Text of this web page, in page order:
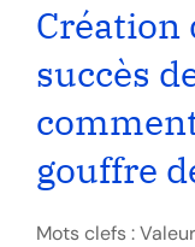
Création
succès
gouffre
Mots clefs :